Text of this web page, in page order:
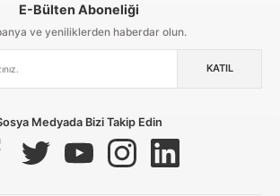
İade & Değişim Güvenli Alışveriş
Taksit / Havale İle Alışveriş Kolay İade & Değişim
E-Bülten Aboneliği
ve yeniliklerden haberdar olun.
KATIL
Medyada Bizi Takip Edin